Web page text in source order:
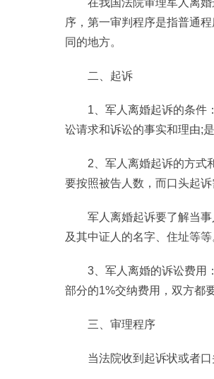
在我国法院审理军人离
序，第一审判程序是指普通
同的地方。
二、起诉
1、军人离婚起诉的条件
讼请求和诉讼的事实和理由;
2、军人离婚起诉的方式
要按照被告人数，而口头起
军人离婚起诉要了解当
及其中证人的名字、住址等等
3、军人离婚的诉讼费用
部分的1%交纳费用，双方都
三、审理程序
当法院收到起诉状或者